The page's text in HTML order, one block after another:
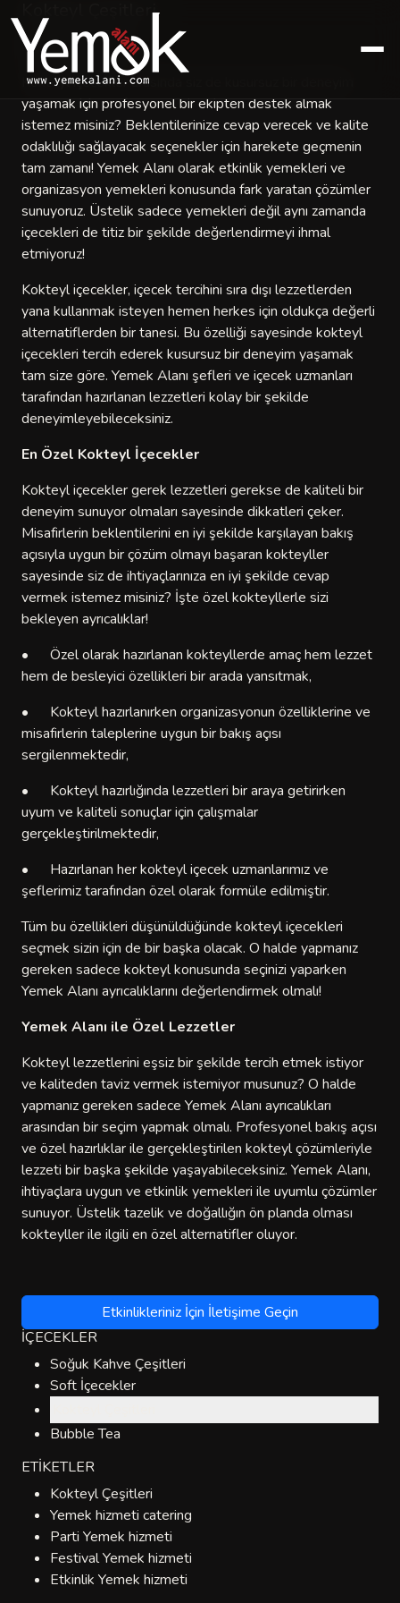
Kokteyl Çeşitleri
Kokteyl İçecekler
Kokteyl içecekler arasında siz de kusursuz bir deneyim
yaşamak için profesyonel bir ekipten destek almak
istemez misiniz? Beklentilerinize cevap verecek ve kalite
odaklılığı sağlayacak seçenekler için harekete geçmenin
tam zamanı! Yemek Alanı olarak etkinlik yemekleri ve
organizasyon yemekleri konusunda fark yaratan çözümler
sunuyoruz. Üstelik sadece yemekleri değil aynı zamanda
içecekleri de titiz bir şekilde değerlendirmeyi ihmal
etmiyoruz!
Kokteyl içecekler, içecek tercihini sıra dışı lezzetlerden
yana kullanmak isteyen hemen herkes için oldukça değerli
alternatiflerden bir tanesi. Bu özelliği sayesinde kokteyl
içecekleri tercih ederek kusursuz bir deneyim yaşamak
tam size göre. Yemek Alanı şefleri ve içecek uzmanları
tarafından hazırlanan lezzetleri kolay bir şekilde
deneyimleyebileceksiniz.
En Özel Kokteyl İçecekler
Kokteyl içecekler gerek lezzetleri gerekse de kaliteli bir
deneyim sunuyor olmaları sayesinde dikkatleri çeker.
Misafirlerin beklentilerini en iyi şekilde karşılayan bakış
açısıyla uygun bir çözüm olmayı başaran kokteyller
sayesinde siz de ihtiyaçlarınıza en iyi şekilde cevap
vermek istemez misiniz? İşte özel kokteyllerle sizi
bekleyen ayrıcalıklar!
•
Özel olarak hazırlanan kokteyllerde amaç hem lezzet
hem de besleyici özellikleri bir arada yansıtmak,
•
Kokteyl hazırlanırken organizasyonun özelliklerine ve
misafirlerin taleplerine uygun bir bakış açısı
sergilenmektedir,
•
Kokteyl hazırlığında lezzetleri bir araya getirirken
uyum ve kaliteli sonuçlar için çalışmalar
gerçekleştirilmektedir,
•
Hazırlanan her kokteyl içecek uzmanlarımız ve
şeflerimiz tarafından özel olarak formüle edilmiştir.
Tüm bu özellikleri düşünüldüğünde kokteyl içecekleri
seçmek sizin için de bir başka olacak. O halde yapmanız
gereken sadece kokteyl konusunda seçinizi yaparken
Yemek Alanı ayrıcalıklarını değerlendirmek olmalı!
Yemek Alanı ile Özel Lezzetler
Kokteyl lezzetlerini eşsiz bir şekilde tercih etmek istiyor
ve kaliteden taviz vermek istemiyor musunuz? O halde
yapmanız gereken sadece Yemek Alanı ayrıcalıkları
arasından bir seçim yapmak olmalı. Profesyonel bakış açısı
ve özel hazırlıklar ile gerçekleştirilen kokteyl çözümleriyle
lezzeti bir başka şekilde yaşayabileceksiniz. Yemek Alanı,
ihtiyaçlara uygun ve etkinlik yemekleri ile uyumlu çözümler
sunuyor. Üstelik tazelik ve doğallığın ön planda olması
kokteyller ile ilgili en özel alternatifler oluyor.
Etkinlikleriniz İçin İletişime Geçin
İÇECEKLER
Soğuk Kahve Çeşitleri
Soft İçecekler
Bubble Tea
ETİKETLER
Kokteyl Çeşitleri
Yemek hizmeti catering
Parti Yemek hizmeti
Festival Yemek hizmeti
Etkinlik Yemek hizmeti